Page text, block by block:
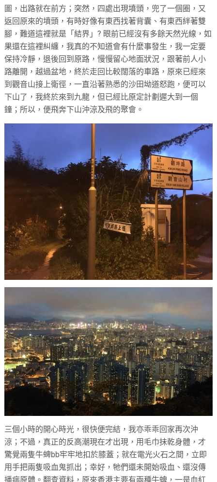
圖，出路就在前方；突然，四處出現墳頭，兜了一個圈，又
返回原來的墳頭，有時好像有東西找著背囊、有東西絆著雙
腳，難道這裡就是「結界」? 眼前已經沒有多餘天然光線，如
果還在這裡糾纏，我真的不知道會有什麼事發生，我一定要
保持冷靜，退後回到原路，慢慢留心地面狀況，跟著前人小
路離開，越過盆地，終於走回比較闊落的車路，原來已經來
到觀音山接上衛徑，一直沿著熟悉的沙田坳道怒跑，便可以
下山了，我終於來到九龍，但已經比原定計劃遲大到一個
鐘；所以，便飛奔下山沖涼及飛的聚會。
三個小時的開心時光，很快便完結，我亦乖乖回家再次沖
涼；不過，真正的反高潮現在才出現，用毛巾抺乾身體，才
驚覺兩隻牛蜱bb牢牢地扣於膝蓋；就在電光火石之間，立即
用手把兩隻吸血鬼抓出；幸好，牠們還未開始吸血、還沒傳
播病原體。翻查資料，原來香港主要有兩種牛蜱，一是血紅